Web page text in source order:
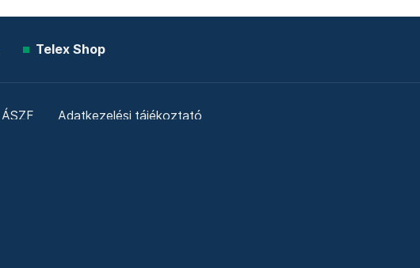
Telex Shop
ÁSZF Adatkezelési tájékoztató